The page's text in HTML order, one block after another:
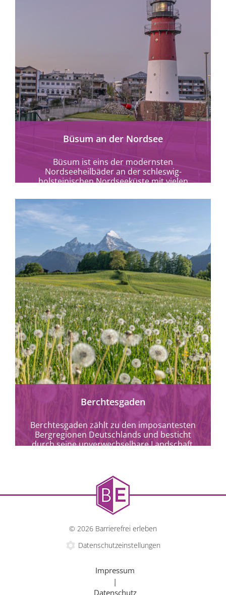
mehr erfahren
Büsum an der Nordsee
Büsum ist eins der modernsten
Nordseeheilbäder an der schleswig-
holsteinischen Nordseeküste mit vielen
mehr erfahren
Berchtesgaden
Berchtesgaden zählt zu den imposantesten
Bergregionen Deutschlands und besticht
durch seine unverwechselbare Landschaft.
© 2026 Barrierefrei erleben
Datenschutzeinstellungen
Impressum
|
Datenschutz